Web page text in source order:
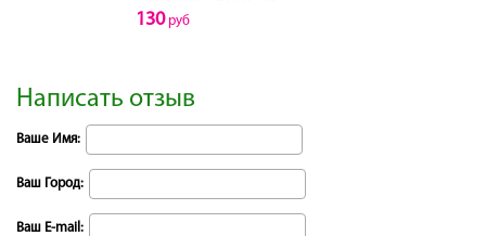
130руб
Написать отзыв
Ваше Имя:
Ваш Город:
Ваш E-mail: